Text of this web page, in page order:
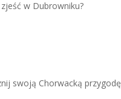
swoją Chorwacką przygodę